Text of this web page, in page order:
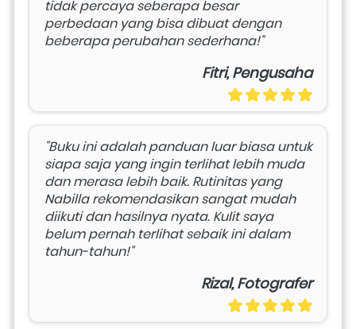
tidak percaya seberapa besar
perbedaan yang bisa dibuat dengan
beberapa perubahan sederhana!"
Fitri, Pengusaha
"Buku ini adalah panduan luar biasa untuk
siapa saja yang ingin terlihat lebih muda
dan merasa lebih baik. Rutinitas yang
Nabilla rekomendasikan sangat mudah
diikuti dan hasilnya nyata. Kulit saya
belum pernah terlihat sebaik ini dalam
tahun-tahun!"
Rizal, Fotografer